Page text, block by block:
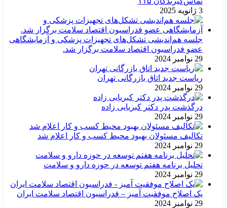
3 ژانویه 2025
جلسه هم‌اندیشی تشکل‌های تجهیزات پزشکی و آزمایشگاهی
عضو فدراسیون اقتصاد سلامت برگزار شد.
29 نوامبر 2024
ریاست جدید اتاق بازرگانی تهران
29 نوامبر 2024
درگذشت پدر دکتر کبریایی زاده
29 نوامبر 2024
تکالیف مسئولان بهبود محیط کسب و کار اعلام شد
29 نوامبر 2024
تحلیل برنامه هفتم توسعه در حوزه دارو و سلامت
29 نوامبر 2024
یک اصلاح موفقیت آمیز – فدراسیون اقتصاد سلامت ایران
29 نوامبر 2024